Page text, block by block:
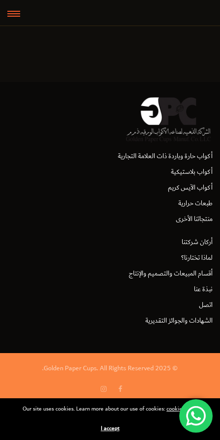
أكواب حارة وباردة ذات العلامة التجارية
أكواب بلاستيكية
أكواب الآيس كريم
طبعات حرارية
منتجاتنا الأخرى
أركان شركتنا
لماذا تختارنا؟
أقسام المبيعات والتصميم والإنتاج
نبذة عنا
اتصل
الشهادات والجوائز التقديرية
© 2025 Golden Paper Cups. All Rights Reserved.
Our site uses cookies. Learn more about our use of cookies:cookie policy
I accept